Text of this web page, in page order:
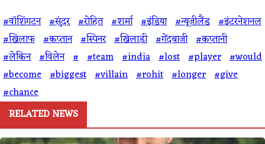
#वॉशिंगटन #सुंदर #रोहित #शर्मा #इंडिया #न्यूजीलैंड #इंटरनेशनल
#खिलाफ #कप्तान #स्पिनर #खिलाड़ी #गेंदबाजी #कप्तानी
#लेकिन #विलेन # #team #india #lost #player #would
#become #biggest #villain #rohit #longer #give
#chance
RELATED NEWS